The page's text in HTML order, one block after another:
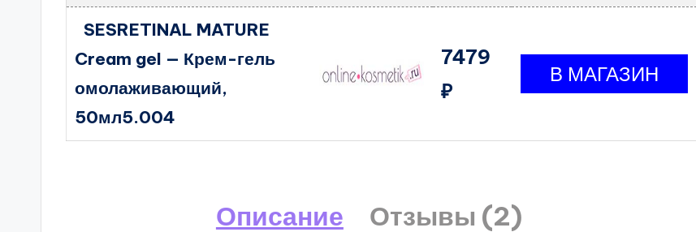
SESRETINAL MATURE
Cream gel — Крем-гель
омолаживающий,
50мл5.004
7479
₽
Описание Отзывы (2)